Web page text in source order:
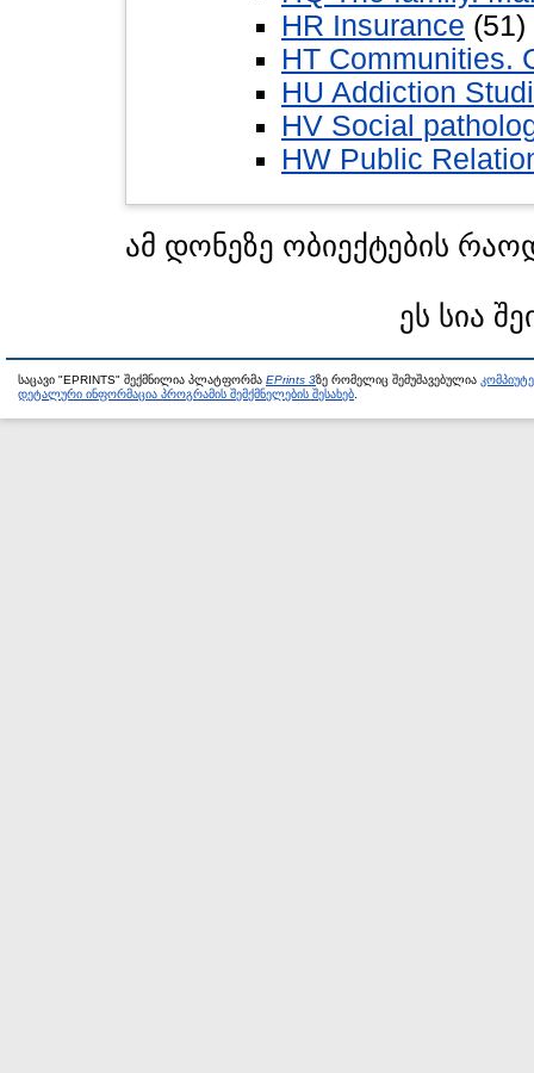
HR Insurance (51)
HT Communities.
HU Addiction
HV Social
HW Public
ამ დონეზე ობიექტების
ეს სია
საცავი "EPRINTS" შექმნილია პლატფორმა EPrints 3ზე რომელიც შემუშავებულია
დეტალური ინფორმაცია პროგრამის შემქმნელების შესახებ